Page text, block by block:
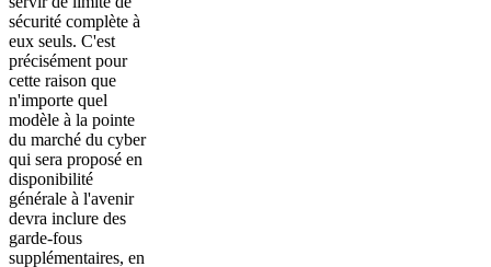
sécurité complète à
eux seuls. C'est
précisément pour
cette raison que
n'importe quel
modèle à la pointe
du marché du cyber
qui sera proposé en
disponibilité
générale à l'avenir
devra inclure des
garde-fous
supplémentaires, en